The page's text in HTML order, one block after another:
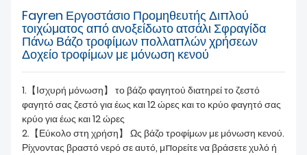
Fayren Εργοστάσιο Προμηθευτής Διπλού
τοιχώματος από ανοξείδωτο ατσάλι Σφραγίδα
Πάνω Βάζο τροφίμων πολλαπλών χρήσεων
Δοχείο τροφίμων με μόνωση κενού
1.【Ισχυρή μόνωση】 το βάζο φαγητού διατηρεί το ζεστό
φαγητό σας ζεστό για έως και 12 ώρες και το κρύο φαγητό σας
κρύο για έως και 12 ώρες
2.【Εύκολο στη χρήση】 Ως βάζο τροφίμων με μόνωση κενού.
Ρίχνοντας βραστό νερό σε αυτό, μπορείτε να βράσετε χυλό ή